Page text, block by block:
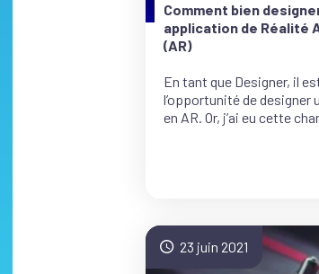
articles
de
la
Comment bien
application de Réalité
(AR)
En tant que Designer, il
l’opportunité de designer
en AR. Or, j’ai eu cette
23 juin 2021